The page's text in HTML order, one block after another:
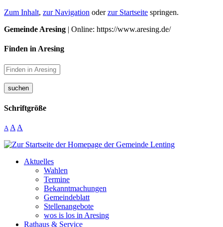
Zum Inhalt, zur Navigation oderzur Startseite springen.
Gemeinde Aresing | Online: https://www.aresing.de/
Finden in Aresing
suchen
Schriftgröße
A A A
Aktuelles
Wahlen
Termine
Bekanntmachungen
Gemeindeblatt
Stellenangebote
wos is los in Aresing
Rathaus & Service